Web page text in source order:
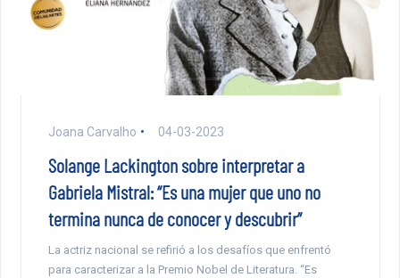
Joana Carvalho 04-03-2023
Solange Lackington sobre interpretar a
Gabriela Mistral: “Es una mujer que uno no
termina nunca de conocer y descubrir”
La actriz nacional se refirió a los desafíos que enfrentó
para caracterizar a la Premio Nobel de Literatura. “Es